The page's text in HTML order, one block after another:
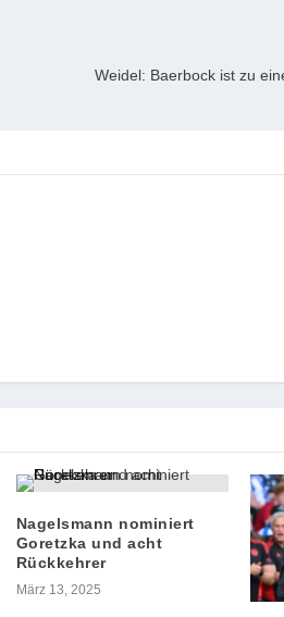
Weidel: Baerbock ist zu
Nagelsmann nominiert
Goretzka und acht
Rückkehrer
März 13, 2025